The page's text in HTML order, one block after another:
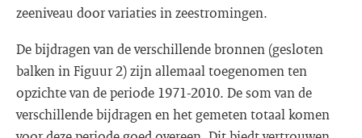
zeeniveau door variaties in zeestromingen.
De bijdragen van de verschillende bronnen (gesloten
balken in Figuur 2) zijn allemaal toegenomen ten
opzichte van de periode 1971-2010. De som van de
verschillende bijdragen en het gemeten totaal komen